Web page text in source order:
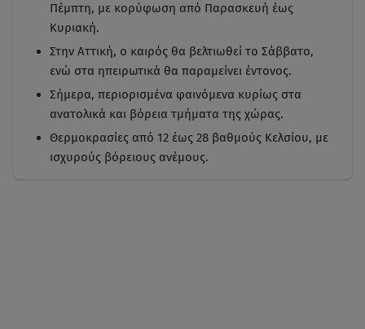
Πέμπτη, με κορύφωση από Παρασκευή έως
Κυριακή.
Στην Αττική, ο καιρός θα βελτιωθεί το Σάββατο,
ενώ στα ηπειρωτικά θα παραμείνει έντονος.
Σήμερα, περιορισμένα φαινόμενα κυρίως στα
ανατολικά και βόρεια τμήματα της χώρας.
Θερμοκρασίες από 12 έως 28 βαθμούς Κελσίου, με
ισχυρούς βόρειους ανέμους.